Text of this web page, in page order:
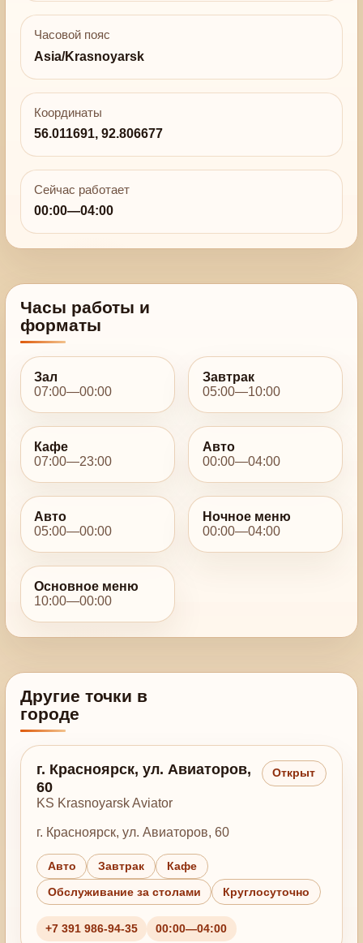
Часовой пояс
Asia/Krasnoyarsk
Координаты
56.011691, 92.806677
Сейчас работает
00:00—04:00
Часы работы и
форматы
Зал
07:00—00:00
Завтрак
05:00—10:00
Кафе
07:00—23:00
Авто
00:00—04:00
Авто
05:00—00:00
Ночное меню
00:00—04:00
Основное меню
10:00—00:00
Другие точки в
городе
г. Красноярск, ул. Авиаторов,
60
KS Krasnoyarsk Aviator
Открыт
г. Красноярск, ул. Авиаторов, 60
Авто Завтрак Кафе
Обслуживание за столами Круглосуточно
+7 391 986-94-35 00:00—04:00